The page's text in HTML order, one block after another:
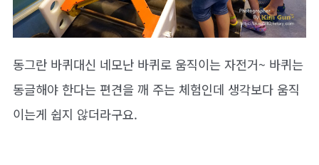
동그란 바퀴대신 네모난 바퀴로 움직이는 자전거~ 바퀴는
동글해야 한다는 편견을 깨 주는 체험인데 생각보다 움직
이는게 쉽지 않더라구요.